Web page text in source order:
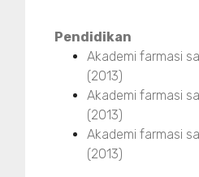
Pendidikan
Akademi farmasi
(2013)
Akademi farmasi
(2013)
Akademi farmasi
(2013)